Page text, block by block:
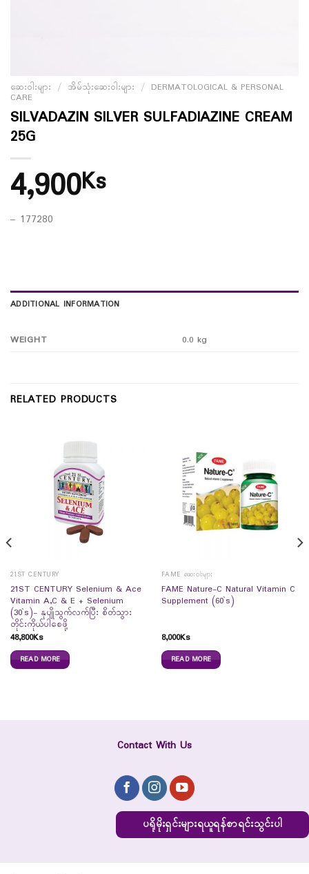
ဆေးဝါးများ / အိမ်သုံးဆေးဝါးများ / DERMATOLOGICAL & PERSONAL
CARE
SILVADAZIN SILVER SULFADIAZINE CREAM
25G
4,900Ks
– 177280
ADDITIONAL INFORMATION
WEIGHT 0.0 kg
RELATED PRODUCTS
21ST CENTURY
21ST CENTURY Selenium & Ace
Vitamin A,C & E + Selenium
(30`s)- နုပျိုသွက်လက်ပြီး စိတ်သွား
တိုင်းကိုယ်ပါစေဖို့
48,800Ks
READ MORE
FAME ဆေးဝါးများ
FAME Nature-C Natural Vitamin C
Supplement (60`s)
8,000Ks
READ MORE
Contact With Us
ပရိုမိုးရှင်းများရယူရန်စာရင်းသွင်းပါ